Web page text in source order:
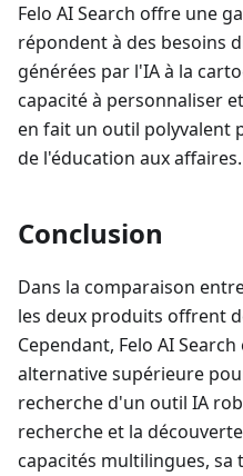
Felo AI Search offre une
répondent à des besoins
générées par l'IA à la
capacité à personnaliser
en fait un outil polyvalent
de l'éducation aux affaires.
Conclusion
Dans la comparaison
les deux produits offrent
Cependant, Felo AI
alternative supérieure
recherche d'un outil IA
recherche et la
capacités multilingues, sa